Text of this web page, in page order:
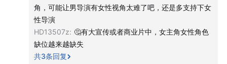
角，可能让男导演有女性视角太难了吧，还是多支持下女
性导演
HD13507z: 🤔有大宣传或者商业片中，女主角女性角色
缺位越来越缺失
共3条回复